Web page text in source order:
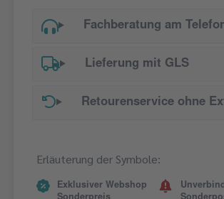
Fachberatung am
Lieferung mit GLS
Retourenservice ohne
Erläuterung der Symbole:
Exklusiver Webshop